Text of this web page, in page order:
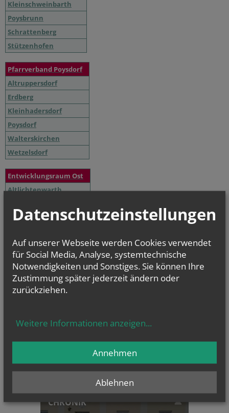
Kleinschweinbarth
Poysbrunn
Schrattenberg
Stützenhofen
Pfarrverband Poysdorf
Altruppersdorf
Erdberg
Kleinhadersdorf
Poysdorf
Walterskirchen
Wetzelsdorf
Entwicklungsraum Ost
Altlichtenwarth
Großkrut
Katzelsdorf
Reintal
NAMENSTAGE
CHRONIK
Datenschutzeinstellungen
Auf unserer Webseite werden Cookies verwendet
für Social Media, Analyse, systemtechnische
Notwendigkeiten und Sonstiges. Sie können Ihre
Zustimmung später jederzeit ändern oder
zurückziehen.
Weitere Informationen anzeigen...
Ablehnen
Annehmen